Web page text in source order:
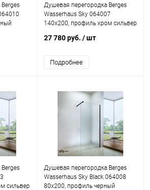
Душевая перегородка Berges
Wasserhaus Sky 064007
140x200, профиль хром сильвер
27 780 руб. / шт
Подробнее
сильвер
Душевая перегородка Berges
Wasserhaus Sky Black 064008
80x200, профиль черный